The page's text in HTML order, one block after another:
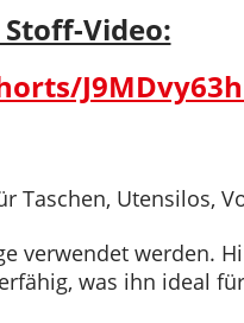
Video:
Utensilos,
verwendet werden.
was ihn ideal